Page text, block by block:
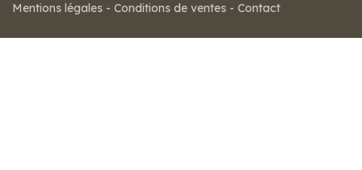
Mentions légales - Conditions de ventes - Contact